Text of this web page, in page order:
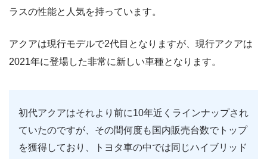
ラスの性能と人気を持っています。
アクアは現行モデルで2代目となりますが、現行アクアは
2021年に登場した非常に新しい車種となります。
初代アクアはそれより前に10年近くラインナップされ
ていたのですが、その間何度も国内販売台数でトップ
を獲得しており、トヨタ車の中では同じハイブリッド